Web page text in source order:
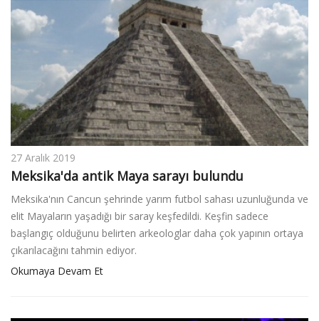
27 Aralık 2019
Meksika'da antik Maya sarayı bulundu
Meksika'nın Cancun şehrinde yarım futbol sahası uzunluğunda ve
elit Mayaların yaşadığı bir saray keşfedildi. Keşfin sadece
başlangıç olduğunu belirten arkeologlar daha çok yapının ortaya
çıkarılacağını tahmin ediyor.
Okumaya Devam Et